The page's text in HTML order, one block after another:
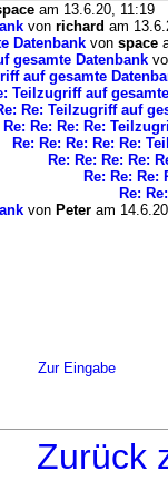
am 13.6.20, 11:19
von richard am
Datenbank von space
gesamte Datenbank
auf gesamte
Teilzugriff auf
Re: Teilzugriff auf
Re: Re: Re: Re:
Re: Re: Re: Re: Re:
Re: Re: Re: Re:
Re: Re: Re:
Re:
von Peter am
Zur Eingabe
Zurück